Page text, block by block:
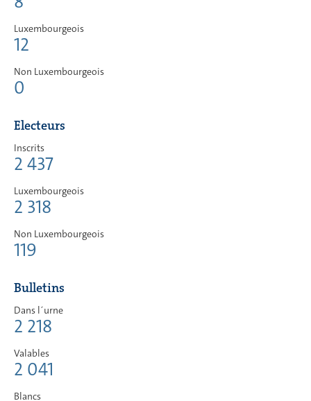
Luxembourgeois
12
Non Luxembourgeois
0
Electeurs
Inscrits
2 437
Luxembourgeois
2 318
Non Luxembourgeois
119
Bulletins
Dans l´urne
2 218
Valables
2 041
Blancs